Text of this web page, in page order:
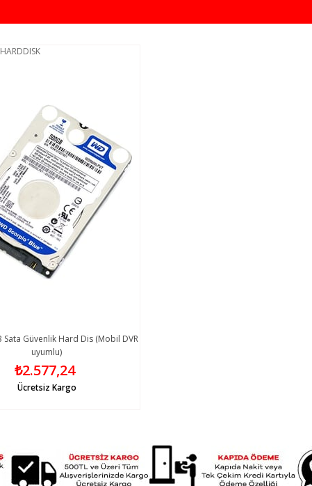
Sata Güvenlik Hard Dis (Mobil DVR
uyumlu)
₺2.577,24
Ücretsiz Kargo